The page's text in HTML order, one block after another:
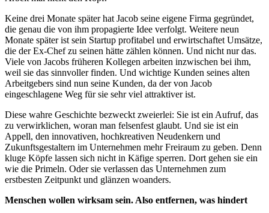
Keine drei Monate später hat Jacob seine eigene Firma gegründet,
die genau die von ihm propagierte Idee verfolgt. Weitere neun
Monate später ist sein Startup profitabel und erwirtschaftet Umsätze,
die der Ex-Chef zu seinen hätte zählen können. Und nicht nur das.
Viele von Jacobs früheren Kollegen arbeiten inzwischen bei ihm,
weil sie das sinnvoller finden. Und wichtige Kunden seines alten
Arbeitgebers sind nun seine Kunden, da der von Jacob
eingeschlagene Weg für sie sehr viel attraktiver ist.
Diese wahre Geschichte bezweckt zweierlei: Sie ist ein Aufruf, das
zu verwirklichen, woran man felsenfest glaubt. Und sie ist ein
Appell, den innovativen, hochkreativen Neudenkern und
Zukunftsgestaltern im Unternehmen mehr Freiraum zu geben. Denn
kluge Köpfe lassen sich nicht in Käfige sperren. Dort gehen sie ein
wie die Primeln. Oder sie verlassen das Unternehmen zum
erstbesten Zeitpunkt und glänzen woanders.
Menschen wollen wirksam sein. Also entfernen, was hindert